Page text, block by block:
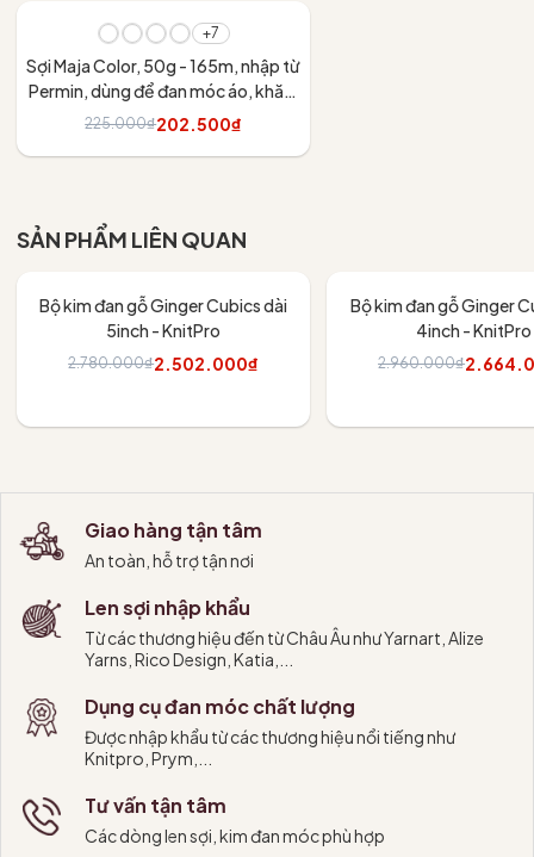
+7
Sợi Maja Color, 50g - 165m, nhập từ
Permin, dùng để đan móc áo, khăn,
váy
225.000₫202.500₫
SẢN PHẨM LIÊN QUAN
Bộ kim đan gỗ Ginger Cubics dài
5inch - KnitPro
2.780.000₫2.502.000₫
Bộ kim đan gỗ Ginger
4inch - KnitPro
2.960.000₫
Giao hàng tận tâm
An toàn, hỗ trợ tận nơi
Len sợi nhập khẩu
Từ các thương hiệu đến từ Châu Âu như Yarnart, Alize
Yarns, Rico Design, Katia,...
Dụng cụ đan móc chất lượng
Được nhập khẩu từ các thương hiệu nổi tiếng như
Knitpro, Prym,...
Tư vấn tận tâm
Các dòng len sợi, kim đan móc phù hợp